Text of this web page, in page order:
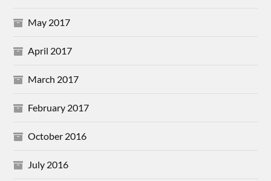
May 2017
April 2017
March 2017
February 2017
October 2016
July 2016